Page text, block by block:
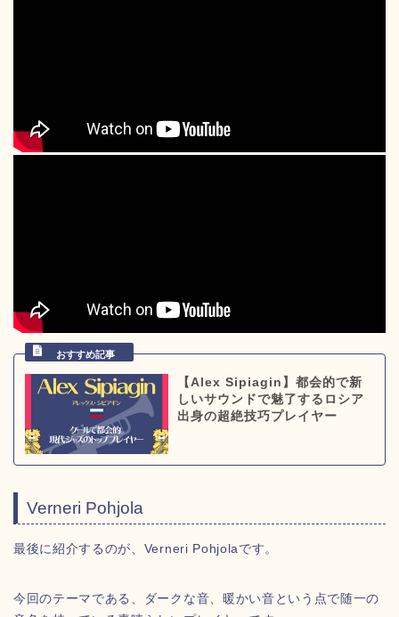
【Alex Sipiagin】都会的で新
しいサウンドで魅了するロシア
出身の超絶技巧プレイヤー
Verneri Pohjola
最後に紹介するのが、Verneri Pohjolaです。
今回のテーマである、ダークな音、暖かい音という点で随一の